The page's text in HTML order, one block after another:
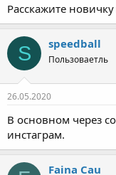
S speedball
Пользоваетль
26.05.2020
В основном через
инстаграм.
F Faina Cau
Пользоваетль